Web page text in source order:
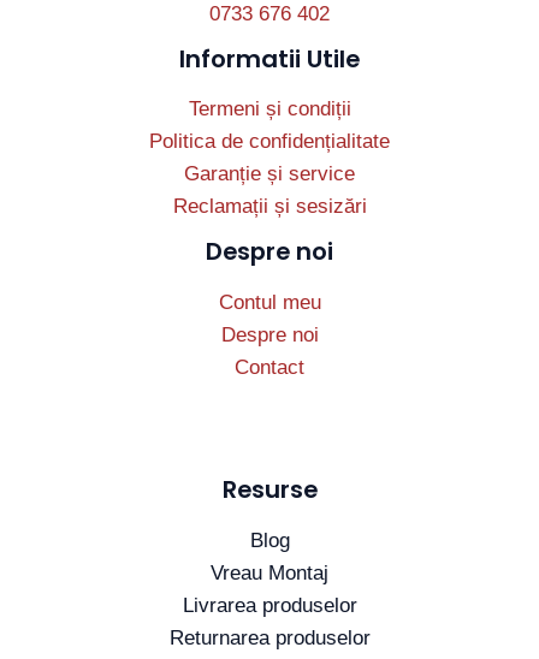
0733 676 402
Informatii Utile
Termeni și condiții
Politica de confidențialitate
Garanție și service
Reclamații și sesizări
Despre noi
Contul meu
Despre noi
Contact
Resurse
Blog
Vreau Montaj
Livrarea produselor
Returnarea produselor